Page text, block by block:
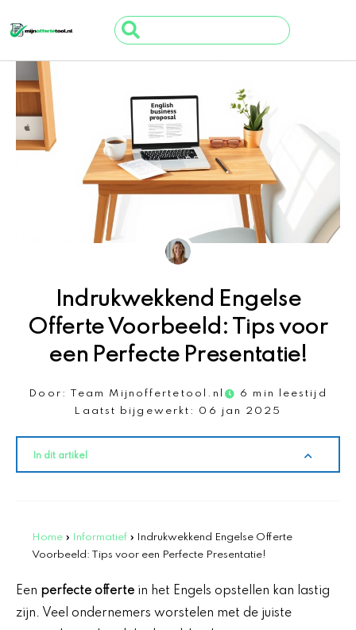
naar
de
inhoud
Search
...
Indrukwekkend Engelse
Offerte Voorbeeld: Tips voor
een Perfecte Presentatie!
Door: Team Mijnoffertetool.nl
6 min leestijd
Laatst bijgewerkt:
06 jan 2025
In dit artikel
Home » Informatief »
Indrukwekkend Engelse Offerte
Voorbeeld: Tips voor een Perfecte Presentatie!
Een perfecte offerte in het Engels opstellen kan lastig
zijn. Veel ondernemers worstelen met de juiste